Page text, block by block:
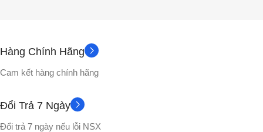
Hàng Chính Hãng
Cam kết hàng chính hãng
Đổi Trả 7 Ngày
Đổi trả 7 ngày nếu lỗi NSX